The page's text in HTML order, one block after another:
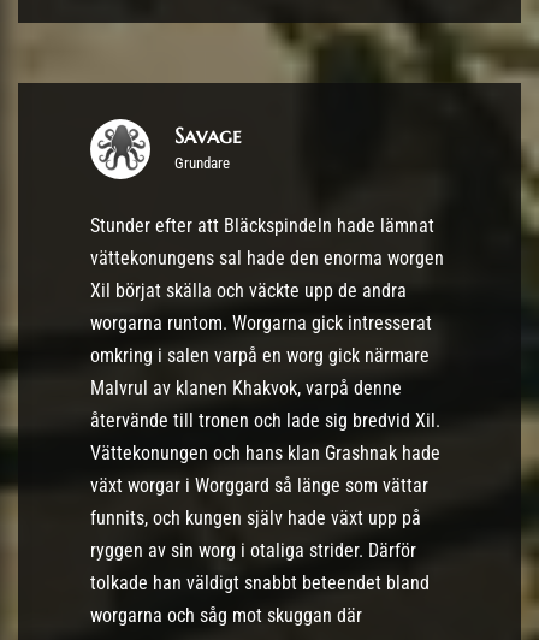
Savage
Grundare
Stunder efter att Bläckspindeln hade lämnat
vättekonungens sal hade den enorma worgen
Xil börjat skälla och väckte upp de andra
worgarna runtom. Worgarna gick intresserat
omkring i salen varpå en worg gick närmare
Malvrul av klanen Khakvok, varpå denne
återvände till tronen och lade sig bredvid Xil.
Vättekonungen och hans klan Grashnak hade
växt worgar i Worggard så länge som vättar
funnits, och kungen själv hade växt upp på
ryggen av sin worg i otaliga strider. Därför
tolkade han väldigt snabbt beteendet bland
worgarna och såg mot skuggan där